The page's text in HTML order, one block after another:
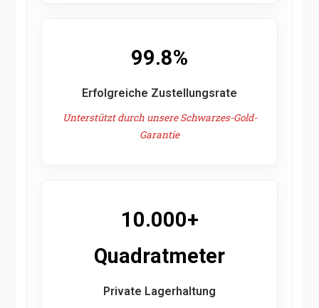
99.8%
Erfolgreiche Zustellungsrate
Unterstützt durch unsere Schwarzes-Gold-
Garantie
10.000+
Quadratmeter
Private Lagerhaltung